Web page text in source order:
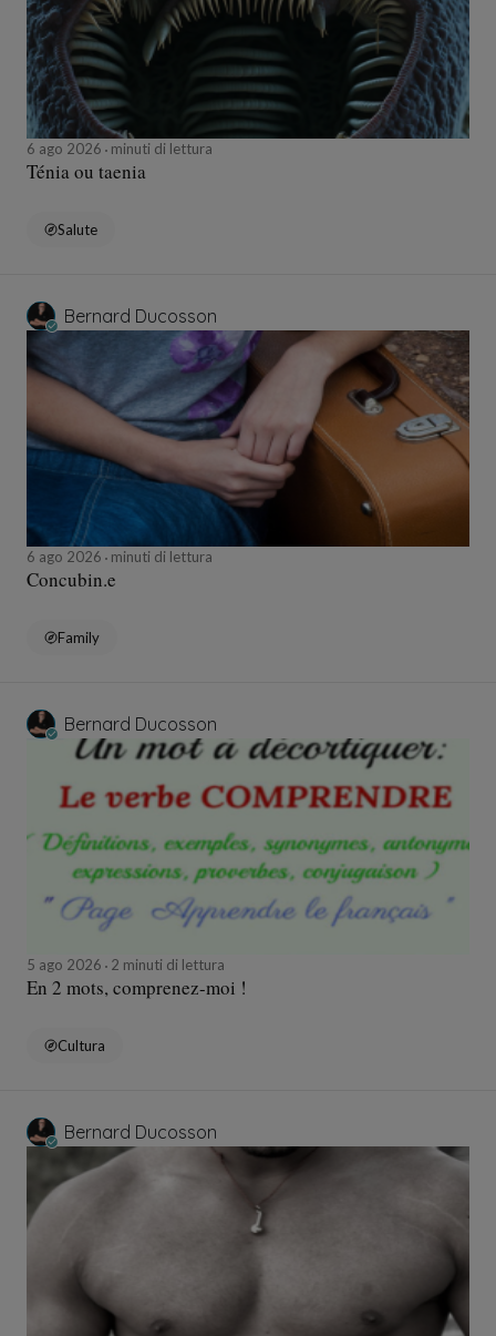
6 ago 2026 minuti di lettura
Ténia ou taenia
Salute
Bernard Ducosson
6 ago 2026 minuti di lettura
Concubin.e
Family
Bernard Ducosson
5 ago 2026 2 minuti di lettura
En 2 mots, comprenez-moi !
Cultura
Bernard Ducosson